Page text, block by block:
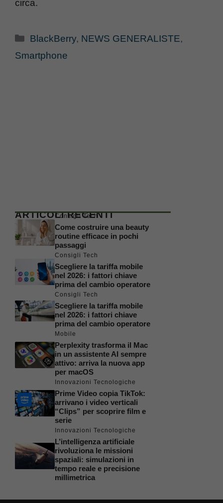
circa.
Categorie
BlackBerry, NEWS GENERALISTE,
Smartphone
ARTICOLI RECENTI
Consigli Tech
Come costruire una beauty
routine efficace in pochi
passaggi
Consigli Tech
Scegliere la tariffa mobile
nel 2026: i fattori chiave
prima del cambio operatore
Consigli Tech
Scegliere la tariffa mobile
nel 2026: i fattori chiave
prima del cambio operatore
Mobile
Perplexity trasforma il Mac
in un assistente AI sempre
attivo: arriva la nuova app
per macOS
Innovazioni Tecnologiche
Prime Video copia TikTok:
arrivano i video verticali
“Clips” per scoprire film e
serie
Innovazioni Tecnologiche
L’intelligenza artificiale
rivoluziona le missioni
spaziali: simulazioni in
tempo reale e precisione
millimetrica